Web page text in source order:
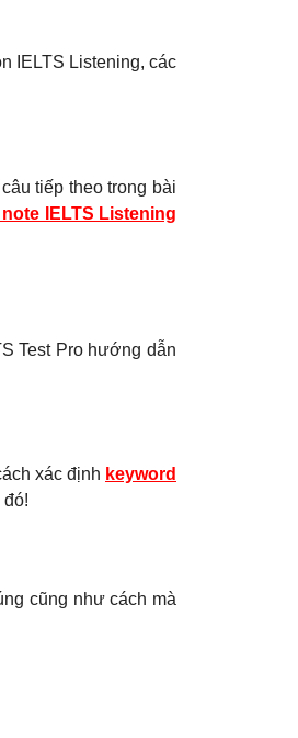
IELTS Listening, các
tiếp theo trong bài
IELTS Listening
Test Pro hướng dẫn
xác định keyword
cũng như cách mà